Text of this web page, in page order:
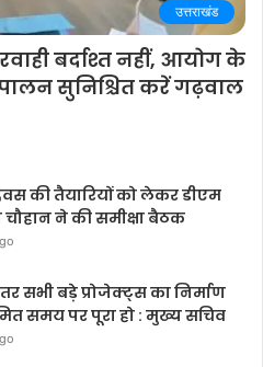
उत्तराखंड
बर्दाश्त नहीं, आयोग के
सुनिश्चित करें गढ़वाल
की तैयारियों को लेकर डीएम
ने की समीक्षा बैठक
सभी बड़े प्रोजेक्ट्स का निर्माण
समय पर पूरा हो : मुख्य सचिव